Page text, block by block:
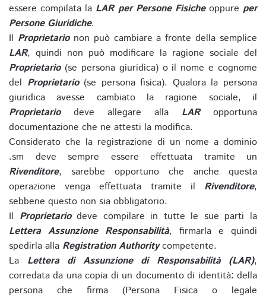
essere compilata la LAR per Persone Fisicheoppure per
Persone Giuridiche.
Il Proprietarionon può cambiare a fronte della semplice
LAR, quindi non può modificare la ragione sociale del
Proprietario(se persona giuridica) o il nome e cognome
del Proprietario(se persona fisica). Qualora la persona
giuridica avesse cambiato la ragione sociale, il
Proprietariodeve allegare alla LARopportuna
documentazione che ne attesti la modifica.
Considerato che la registrazione di un nome a dominio
.sm deve sempre essere effettuata tramite un
Rivenditore, sarebbe opportuno che anche questa
operazione venga effettuata tramite il Rivenditore,
sebbene questo non sia obbligatorio.
Il Proprietariodeve compilare in tutte le sue parti la
Lettera Assunzione Responsabilità, firmarla e quindi
spedirla alla Registration Authoritycompetente.
La Lettera di Assunzione di Responsabilità (LAR),
corredata da una copia di un documento di identità: della
persona che firma (Persona Fisica o legale